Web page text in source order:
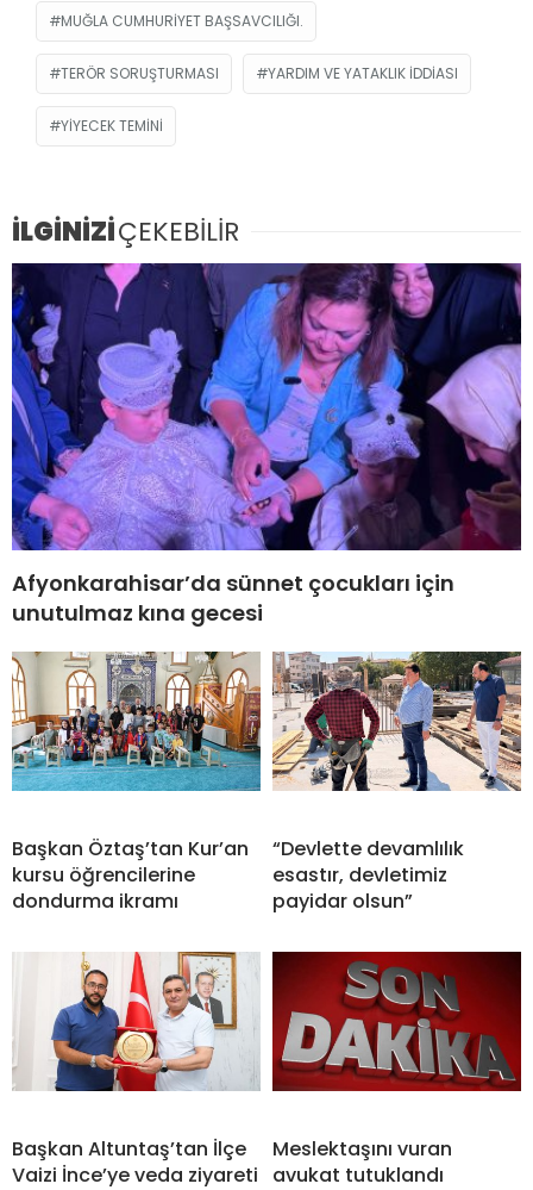
MUĞLA CUMHURIYET BAŞSAVCILIĞI.
TERÖR SORUŞTURMASI YARDIM VE YATAKLIK IDDIASI
YIYECEK TEMINI
İLGİNİZİÇEKEBİLİR
Afyonkarahisar’da sünnet çocukları için
unutulmaz kına gecesi
Başkan Öztaş’tan Kur’an
kursu öğrencilerine
dondurma ikramı
“Devlette devamlılık
esastır, devletimiz
payidar olsun”
Başkan Altuntaş’tan İlçe
Vaizi İnce’ye veda ziyareti
Meslektaşını vuran
avukat tutuklandı